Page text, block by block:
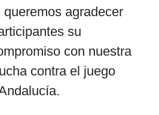
agradecer
su
con nuestra
contra el juego